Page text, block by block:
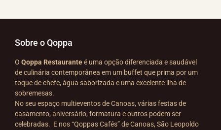
Sobre o Qoppa
O Qoppa Restauranteé uma opção diferenciada e saudável
de culinária contemporânea em um buffet que prima por um
toque de chefe, água saborizada e uma excelente ilha de
sobremesas.
No seu espaço multieventos de Canoas, várias festas de
casamento, aniversário, formatura e outros podem ser
celebradas. E nos “Qoppas Cafés” de Canoas, São Leopoldo